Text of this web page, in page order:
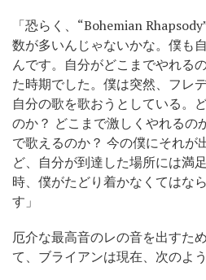
「恐らく、“Bohemian
数が多いんじゃないかな。僕も
んです。自分がどこまでやれる
た時期でした。僕は突然、フレ
自分の歌を歌おうとしている。
のか？ どこまで激しくやれるの
で歌えるのか？ 今の僕にそれが
ど、自分が到達した場所には満
時、僕がたどり着かなくてはな
す」
厄介な最高音のレの音を出すた
て、ブライアンは現在、次のよ